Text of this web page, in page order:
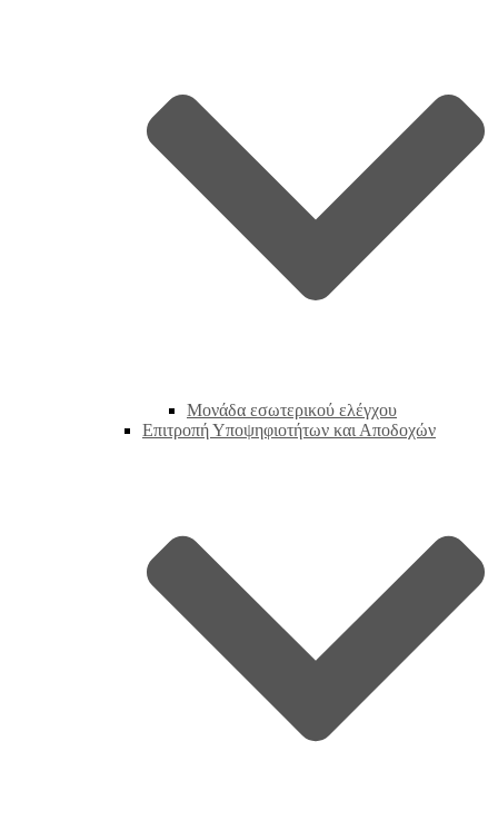
Μονάδα εσωτερικού ελέγχου
Επιτροπή Υποψηφιοτήτων και Αποδοχών